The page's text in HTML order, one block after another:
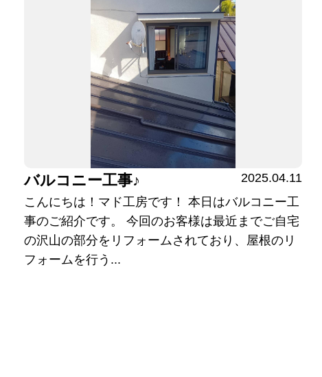
バルコニー工事♪
2025.04.11
こんにちは！マド工房です！ 本日はバルコニー工
事のご紹介です。 今回のお客様は最近までご自宅
の沢山の部分をリフォームされており、屋根のリ
フォームを行う...